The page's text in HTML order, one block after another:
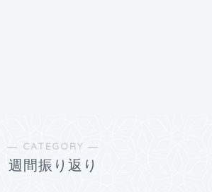
― CATEGORY ―
週間振り返り